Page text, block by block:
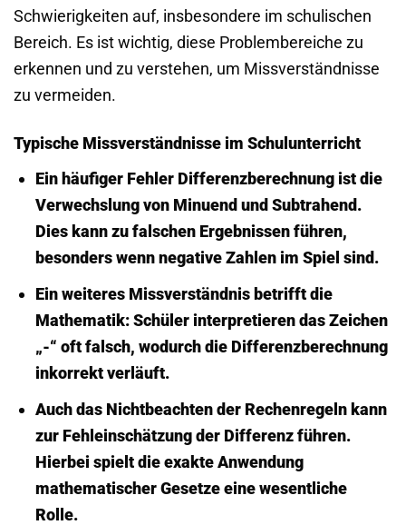
Schwierigkeiten auf, insbesondere im schulischen
Bereich. Es ist wichtig, diese Problembereiche zu
erkennen und zu verstehen, um Missverständnisse
zu vermeiden.
Typische Missverständnisse im Schulunterricht
Ein häufiger Fehler Differenzberechnung ist die
Verwechslung von Minuend und Subtrahend.
Dies kann zu falschen Ergebnissen führen,
besonders wenn negative Zahlen im Spiel sind.
Ein weiteres Missverständnis betrifft die
Mathematik: Schüler interpretieren das Zeichen
„-“ oft falsch, wodurch die Differenzberechnung
inkorrekt verläuft.
Auch das Nichtbeachten der Rechenregeln kann
zur Fehleinschätzung der Differenz führen.
Hierbei spielt die exakte Anwendung
mathematischer Gesetze eine wesentliche
Rolle.